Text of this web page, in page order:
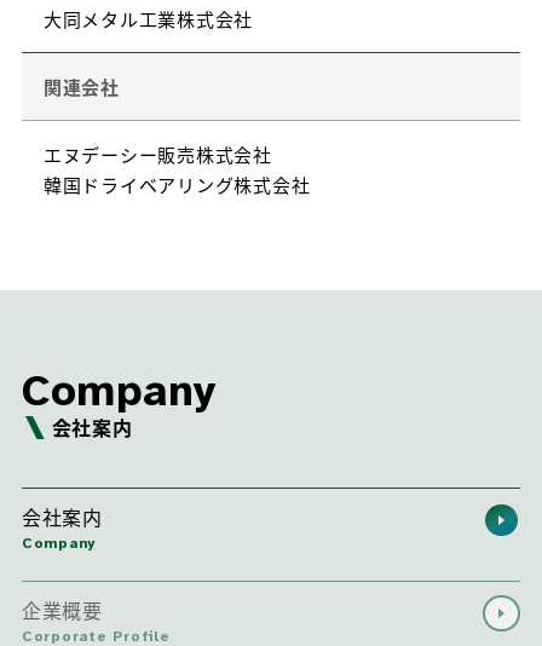
大同メタル工業株式会社
関連会社
エヌデーシー販売株式会社
韓国ドライベアリング株式会社
Company
会社案内
会社案内
Company
企業概要
Corporate Profile